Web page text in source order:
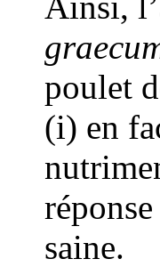
poulet
(i) en
saine.